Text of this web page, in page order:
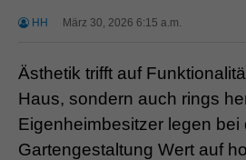
HH März 30, 2026 6:15 a.m.
Ästhetik trifft auf
Haus, sondern auch rings
Eigenheimbesitzer legen bei
Gartengestaltung Wert auf